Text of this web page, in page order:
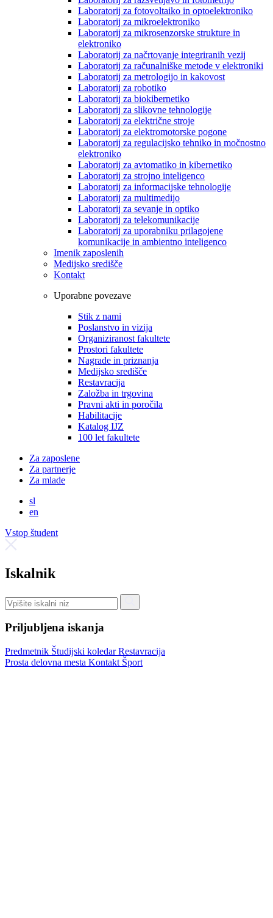
Laboratorij za fotovoltaiko in optoelektroniko
Laboratorij za mikroelektroniko
Laboratorij za mikrosenzorske strukture in
elektroniko
Laboratorij za načrtovanje integriranih vezij
Laboratorij za računalniške metode v elektroniki
Laboratorij za metrologijo in kakovost
Laboratorij za robotiko
Laboratorij za biokibernetiko
Laboratorij za slikovne tehnologije
Laboratorij za električne stroje
Laboratorij za elektromotorske pogone
Laboratorij za regulacijsko tehniko in močnostno
elektroniko
Laboratorij za avtomatiko in kibernetiko
Laboratorij za strojno inteligenco
Laboratorij za informacijske tehnologije
Laboratorij za multimedijo
Laboratorij za sevanje in optiko
Laboratorij za telekomunikacije
Laboratorij za uporabniku prilagojene
komunikacije in ambientno inteligenco
Imenik zaposlenih
Medijsko središče
Kontakt
Uporabne povezave
Stik z nami
Poslanstvo in vizija
Organiziranost fakultete
Prostori fakultete
Nagrade in priznanja
Medijsko središče
Restavracija
Založba in trgovina
Pravni akti in poročila
Habilitacije
Katalog IJZ
100 let fakultete
Za zaposlene
Za partnerje
Za mlade
sl
en
Vstop študent
Iskalnik
Priljubljena iskanja
Predmetnik Študijski koledarRestavracija
Prosta delovna mesta Kontakt Šport